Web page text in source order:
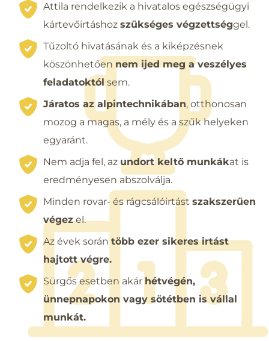
Attila rendelkezik a hivatalos egészségügyi
kártevőirtáshoz szükséges végzettséggel.
Tűzoltó hivatásának és a kiképzésnek
köszönhetően nem ijed meg a veszélyes
feladatoktól sem.
Járatos az alpintechnikában, otthonosan
mozog a magas, a mély és a szűk helyeken
egyaránt.
Nem adja fel, az undort keltő munkákat is
eredményesen abszolválja.
Minden rovar- és rágcsálóirtást szakszerűen
végezel.
Az évek során több ezer sikeres irtást
hajtott végre.
Sürgős esetben akár hétvégén,
ünnepnapokon vagy sötétben is vállal
munkát.